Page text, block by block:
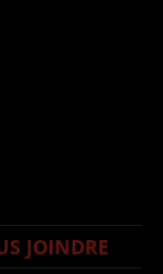
JOINDRE